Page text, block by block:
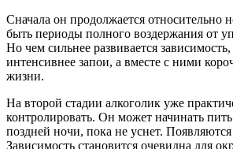
Сначала он продолжается относительно
быть периоды полного воздержания от
Но чем сильнее развивается
интенсивнее запои, а вместе с ними
жизни.
На второй стадии алкоголик уже
контролировать. Он может начинать
поздней ночи, пока не уснет.
Зависимость становится очевидна для